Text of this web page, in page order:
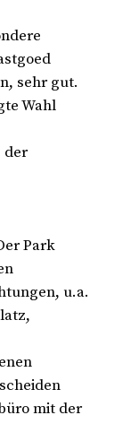
sehr gut.
Wahl
der
Park
u.a.
mit der